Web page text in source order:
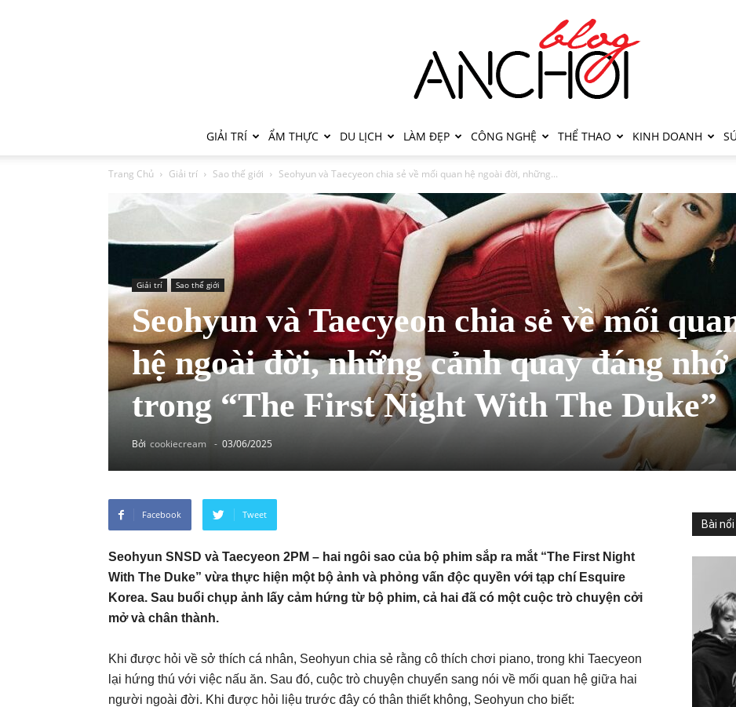
GIẢI TRÍ ẨM THỰC DU LỊCH LÀM ĐẸP CÔNG NGHỆ THỂ THAO KINH DOANH
Trang Chủ Giải trí Sao thế giới Seohyun và Taecyeon chia sẻ về mối quan hệ ngoài đời, những...
Giải trí Sao thế giới
Seohyun và Taecyeon chia sẻ về mối
hệ ngoài đời, những cảnh quay đáng nhớ
trong “The First Night With The Duke”
Bởi cookiecream - 03/06/2025
Facebook Tweet
Seohyun SNSD và Taecyeon 2PM – hai ngôi sao của bộ phim sắp ra mắt “The First Night
With The Duke” vừa thực hiện một bộ ảnh và phỏng vấn độc quyền với tạp chí Esquire
Korea. Sau buổi chụp ảnh lấy cảm hứng từ bộ phim, cả hai đã có một cuộc trò chuyện cởi
mở và chân thành.
Khi được hỏi về sở thích cá nhân, Seohyun chia sẻ rằng cô thích chơi piano, trong khi Taecyeon
lại hứng thú với việc nấu ăn. Sau đó, cuộc trò chuyện chuyển sang nói về mối quan hệ giữa hai
người ngoài đời. Khi được hỏi liệu trước đây có thân thiết không, Seohyun cho biết:
Bài